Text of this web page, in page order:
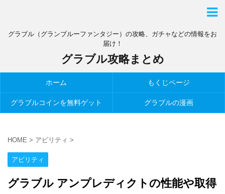
グラブル（グランブルーファンタジー）の攻略、ガチャなどの情報をお
届け！
グラブル攻略まとめ
ホーム もくじページ
グラブルコインを無料ゲット グラブルの漫画
HOME > アビリティ >
アビリティ
グラブル アンプレディクトの性能や取得